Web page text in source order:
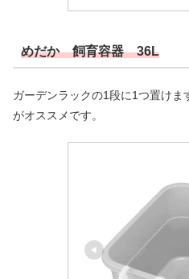
めだか 飼育容器 36L
ガーデンラックの1段に1つ置けま
がオススメです。